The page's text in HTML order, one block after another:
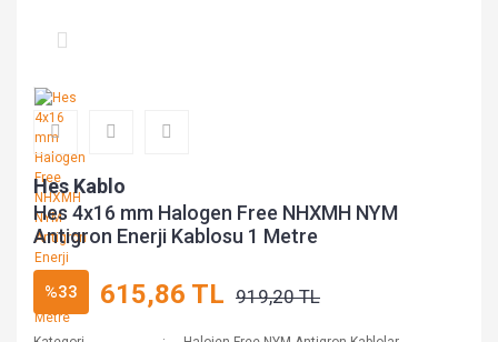
Hes Kablo
Hes 4x16 mm Halogen Free NHXMH NYM
Antigron Enerji Kablosu 1 Metre
%33 615,86 TL 919,20 TL